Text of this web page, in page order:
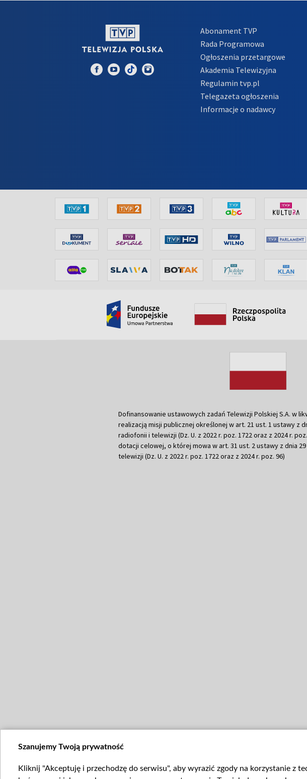
Abonament TVP
Rada Programowa
Ogłoszenia przetargowe
Akademia Telewizyjna
Regulamin tvp.pl
Telegazeta ogłoszenia
Informacje o nadawcy
Dofinansowanie ustawowych zadań Telewizji Polskiej S.A. w
realizacją misji publicznej określonej w art. 21 ust. 1 ustawy z
radiofonii i telewizji (Dz. U. z 2022 r. poz. 1722 oraz z 2024 r.
dotacji celowej, o której mowa w art. 31 ust. 2 ustawy z dnia
telewizji (Dz. U. z 2022 r. poz. 1722 oraz z 2024 r. poz. 96)
Szanujemy Twoją prywatność
Kliknij "Akceptuję i przechodzę do serwisu", aby wyrazić zgody na korzystanie z